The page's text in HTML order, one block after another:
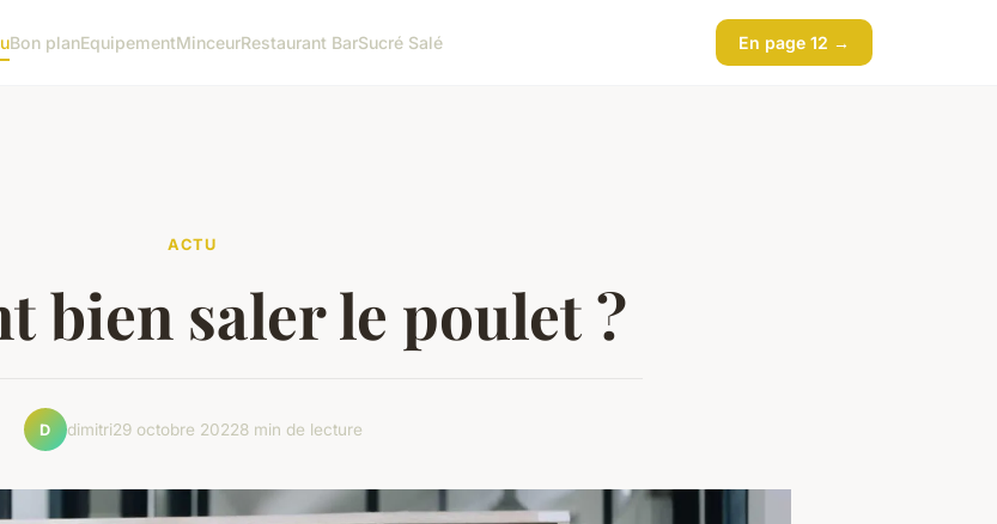
Bon planEquipementMinceurRestaurant BarSucré Salé En page 12 →
ACTU
bien saler le poulet ?
D dimitri29 octobre 20228 min de lecture